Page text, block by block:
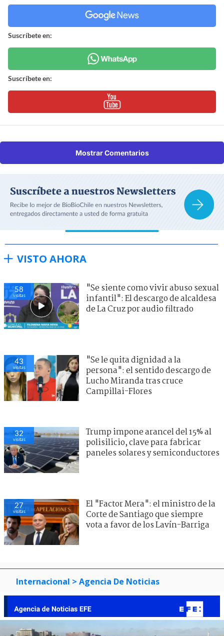
Suscríbete en:
Suscríbete en:
Mostrar Comentarios
VISTO AHORA
58
visitas
"Se siente como vivir abuso sexual
infantil": El descargo de alcaldesa
de La Cruz por audio filtrado
43
visitas
"Se le quita dignidad a la
persona": el sentido descargo de
Lucho Miranda tras cruce
Campillai-Flores
32
visitas
Trump impone arancel del 15% al
polisilicio, clave para fabricar
paneles solares y semiconductores
27
visitas
El "Factor Mera": el ministro de la
Corte de Santiago que siempre
vota a favor de los Lavín-Barriga
Internacional > Agencia De Noticias